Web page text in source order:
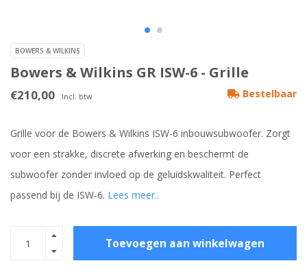
BOWERS & WILKINS
Bowers & Wilkins GR ISW-6 - Grille
€210,00 Incl. btw Bestelbaar
Grille voor de Bowers & Wilkins ISW-6 inbouwsubwoofer. Zorgt
voor een strakke, discrete afwerking en beschermt de
subwoofer zonder invloed op de geluidskwaliteit. Perfect
passend bij de ISW-6. Lees meer..
Toevoegen aan winkelwagen